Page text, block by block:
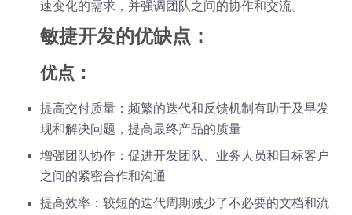
速变化的需求，并强调团队之间的协作和交流。
敏捷开发的优缺点：
优点：
提高交付质量：频繁的迭代和反馈机制有助于及早发
现和解决问题，提高最终产品的质量
增强团队协作：促进开发团队、业务人员和目标客户
之间的紧密合作和沟通
提高效率：较短的迭代周期减少了不必要的文档和流